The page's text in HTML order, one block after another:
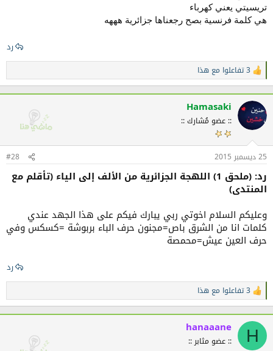
تريسيتي يعني كهرباء
هي كلمة فرنسية بصح رجعناها جزائرية هههه
رد
ا
ل
ت
ف
ا
ع
ا
ت
:
3 تفاعلوا مع هذا
Hamasaki
:: عضو مُشارك ::
25 ديسمبر 2015 #28
رد: (ملحق 1) اللهجة الجزائرية من الألف إلى الياء (تأقلم مع
المنتدى)
وعليكم السلام اخوتي ربي يبارك فيكم على هذا الجهد عندي
كلمات انا من الشرق باص=مجنون حرف الباء بربوشة =كسكس وفي
حرف العين عيش=محمصة
رد
ا
ل
ت
ف
ع
3 تفاعلوا مع هذا
H
hanaaane
:: عضو مثابر ::